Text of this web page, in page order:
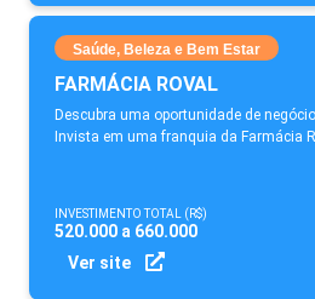
Saúde, Beleza e Bem Estar
FARMÁCIA ROVAL
Descubra uma oportunidade de
Invista em uma franquia da Farmácia
INVESTIMENTO TOTAL (R$)
520.000 a 660.000
Ver site